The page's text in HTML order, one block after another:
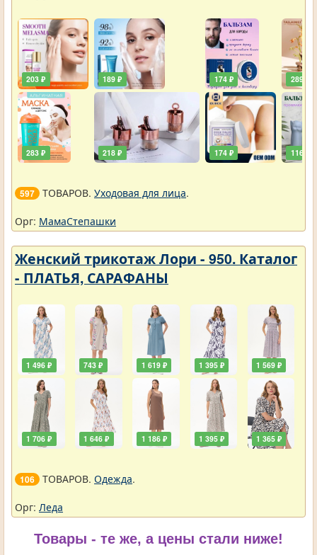
203 ₽
283 ₽
189 ₽
218 ₽
174 ₽
174 ₽
289 ₽
116 ₽
597 ТОВАРОВ. Уходовая для лица.
Орг: МамаСтепашки
Женский трикотаж Лори - 950. Каталог
- ПЛАТЬЯ, САРАФАНЫ
1 496 ₽
1 706 ₽
743 ₽
1 646 ₽
1 619 ₽
1 186 ₽
1 395 ₽
1 395 ₽
1 569 ₽
1 365 ₽
106 ТОВАРОВ. Одежда.
Орг: Леда
Товары - те же, а цены стали ниже!